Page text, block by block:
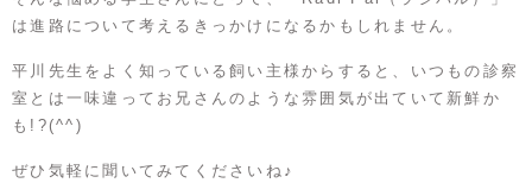
は進路について考えるきっかけになるかもしれません。
平川先生をよく知っている飼い主様からすると、いつもの診察
室とは一味違ってお兄さんのような雰囲気が出ていて新鮮か
も!?(^^)
ぜひ気軽に聞いてみてくださいね♪